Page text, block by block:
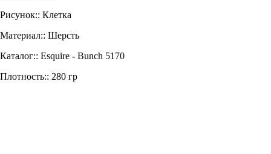
Рисунок:: Клетка
Материал:: Шерсть
Каталог:: Esquire - Bunch 5170
Плотность:: 280 гр